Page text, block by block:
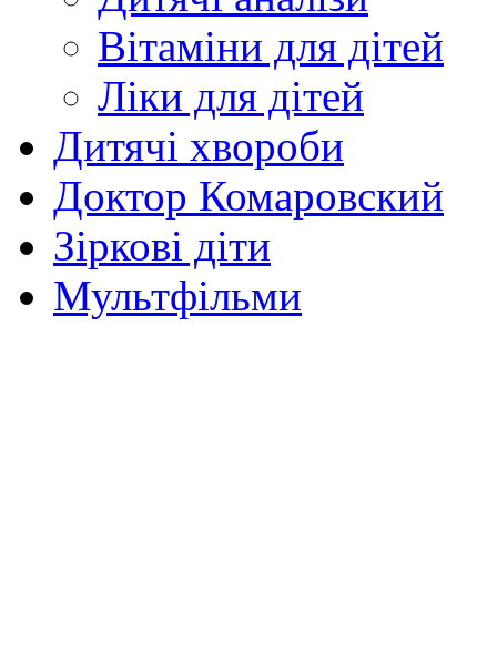
Вітаміни для дітей
Ліки для дітей
Дитячі хвороби
Доктор Комаровский
Зіркові діти
Мультфільми